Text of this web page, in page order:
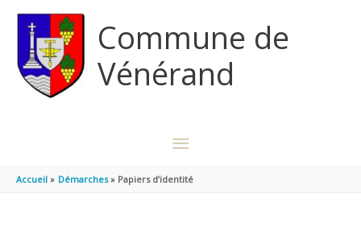
Commune de
Vénérand
MENU
PRINCIPAL
Accueil Démarches Papiers d’identité